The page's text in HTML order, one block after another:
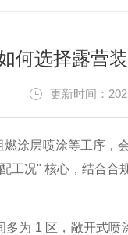
何选择露营
更新时间：
涂层喷涂等工序
工况" 核心，结合
为 1 区，敞开式